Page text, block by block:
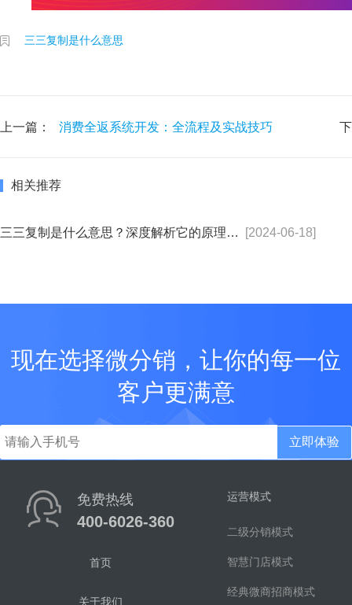
三三复制是什么意思
上一篇： 消费全返系统开发：全流程及实战技巧
相关推荐
三三复制是什么意思？深度解析它的原理与应用 [2024-06-18]
现在选择微分销，让你的每一位
客户更满意
立即体验
免费热线
400-6026-360
首页
关于我们
运营模式
二级分销模式
智慧门店模式
经典微商招商模式